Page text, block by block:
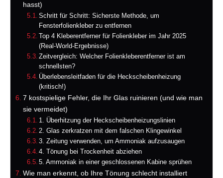
hasst)
Schritt für Schritt: Sicherste Methode, um
Fensterfolienkleber zu entfernen
Top 4 Kleberentferner für Folienkleber im Jahr 2025
(Real-World-Ergebnisse)
Zeitvergleich: Welcher Folienkleberentferner ist am
schnellsten?
Überlebensleitfaden für die Heckscheibenheizung
(kritisch!)
7 kostspielige Fehler, die Ihr Glas ruinieren (und wie man
sie vermeidet)
1. Überhitzung der Heckscheibenheizungslinien
2. Glas zerkratzen mit dem falschen Klingewinkel
3. Zeitung verwenden, um Ammoniak aufzusaugen
4. Tönung bei Trockenheit abziehen
5. Ammoniak in einer geschlossenen Kabine sprühen
Wie man erkennt, ob Ihre Tönung schlecht installiert